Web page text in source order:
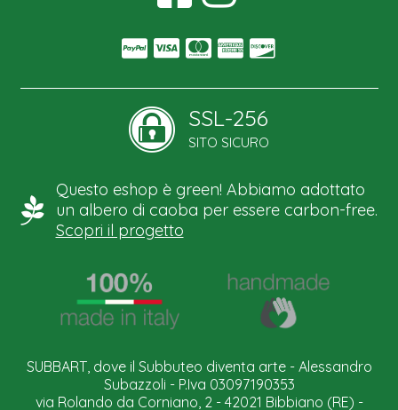
SSL-256
SITO SICURO
Questo eshop è green! Abbiamo adottato
un albero di caoba per essere carbon-free.
Scopri il progetto
SUBBART, dove il Subbuteo diventa arte - Alessandro
Subazzoli - P.Iva 03097190353
via Rolando da Corniano, 2 - 42021 Bibbiano (RE) -